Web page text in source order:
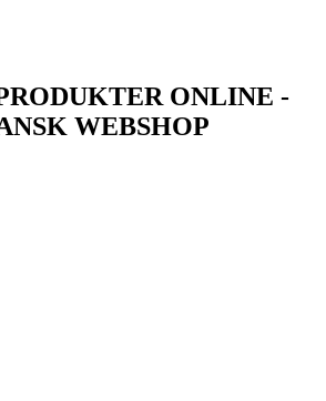
ONLINE -
WEBSHOP